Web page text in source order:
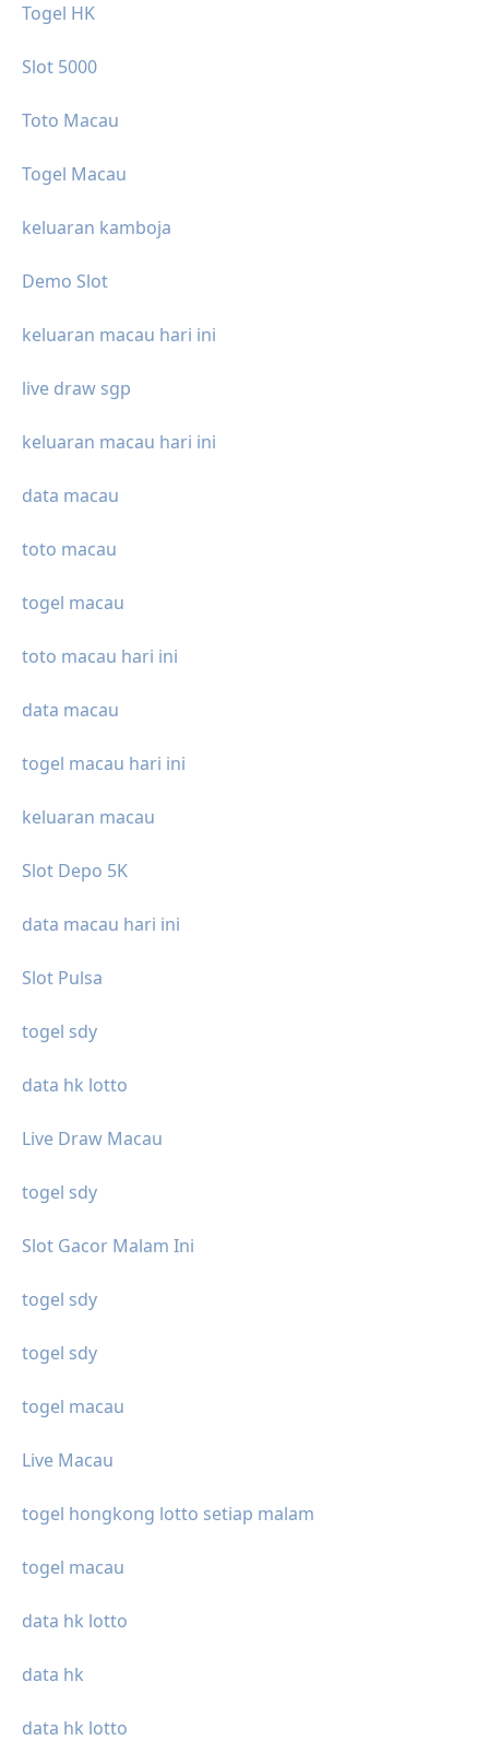
Togel HK
Slot 5000
Toto Macau
Togel Macau
keluaran kamboja
Demo Slot
keluaran macau hari ini
live draw sgp
keluaran macau hari ini
data macau
toto macau
togel macau
toto macau hari ini
data macau
togel macau hari ini
keluaran macau
Slot Depo 5K
data macau hari ini
Slot Pulsa
togel sdy
data hk lotto
Live Draw Macau
togel sdy
Slot Gacor Malam Ini
togel sdy
togel sdy
togel macau
Live Macau
togel hongkong lotto setiap malam
togel macau
data hk lotto
data hk
data hk lotto